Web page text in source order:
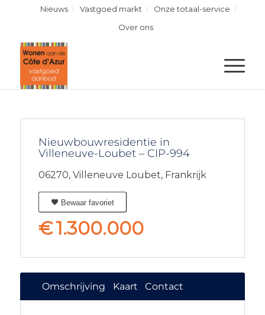
Nieuws Vastgoed markt
Onze totaal-service
Over ons
Nieuwbouwresidentie in
Villeneuve-Loubet – CIP-994
06270, Villeneuve Loubet, Frankrijk
Bewaar favoriet
€1.300.000
Omschrijving Kaart Contact